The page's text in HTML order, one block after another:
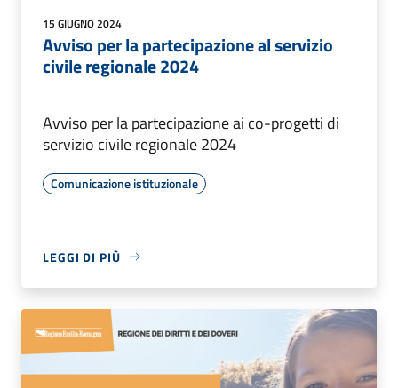
15 GIUGNO 2024
Avviso per la partecipazione al servizio
civile regionale 2024
Avviso per la partecipazione ai co-progetti di
servizio civile regionale 2024
Comunicazione istituzionale
LEGGI DI PIÙ